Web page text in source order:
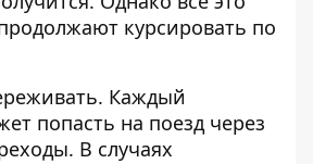
курсировать по
Каждый
попасть на поезд через
В случаях